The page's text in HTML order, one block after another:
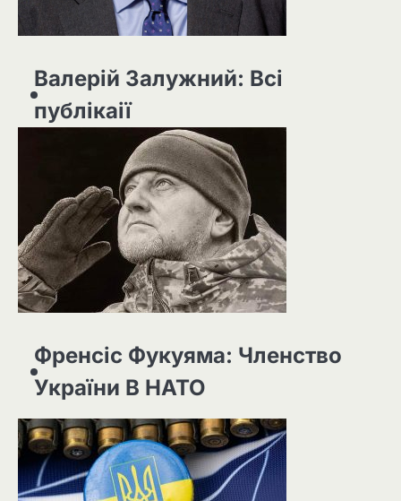
Валерій Залужний: Всі
публікаії
Френсіс Фукуяма: Членство
України В НАТО